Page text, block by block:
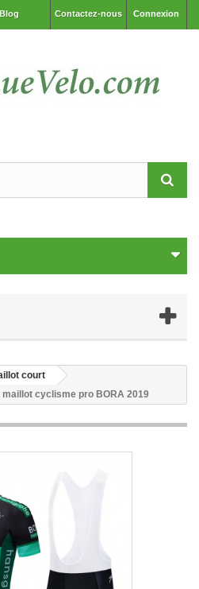
Connexion
Contactez-nous
Blog
court
cyclisme pro BORA 2019